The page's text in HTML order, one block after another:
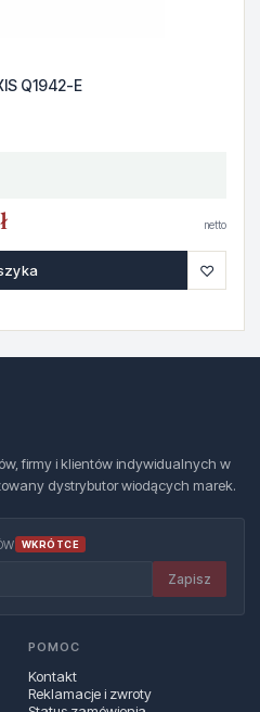
Q1942-E
netto
♡
firmy i klientów indywidualnych w
dystrybutor wiodących marek.
WKRÓTCE
Zapisz
POMOC
Kontakt
Reklamacje i zwroty